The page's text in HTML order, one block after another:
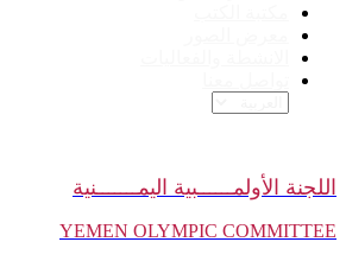
اللجنة الأولمــــــبية اليمـــــــنية
YEMEN OLYMPIC COMMITTEE